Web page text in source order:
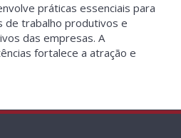
práticas essenciais para
de trabalho produtivos e
das empresas. A
fortalece a atração e